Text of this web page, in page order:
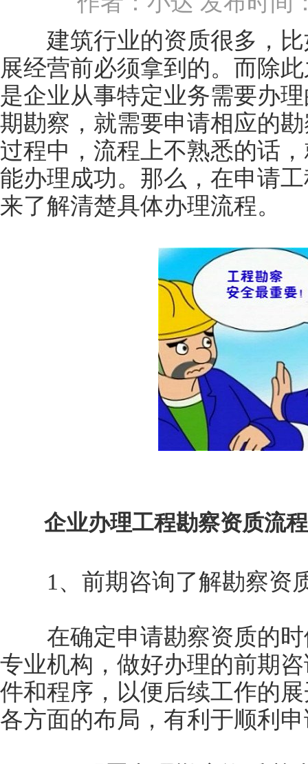
建筑行业的资质很多，比
展经营前必须拿到的。而除
是企业从事特定业务需要办
期勘察，就需要申请相应的
过程中，流程上不熟悉的话
能办理成功。那么，在申请
来了解清楚具体办理流程。
企业办理工程勘察资质流程
1、前期咨询了解勘察资
在确定申请勘察资质的时
专业机构，做好办理的前期
件和程序，以便后续工作的
各方面的布局，有利于顺利